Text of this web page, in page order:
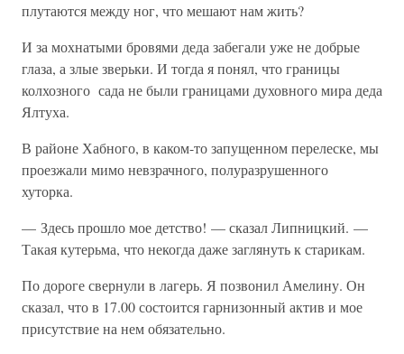
плутаются между ног, что мешают нам жить?
И за мохнатыми бровями деда забегали уже не добрые
глаза, а злые зверьки. И тогда я понял, что границы
колхозного сада не были границами духовного мира деда
Ялтуха.
В районе Хабного, в каком-то запущенном перелеске, мы
проезжали мимо невзрачного, полуразрушенного
хуторка.
— Здесь прошло мое детство! — сказал Липницкий. —
Такая кутерьма, что некогда даже заглянуть к старикам.
По дороге свернули в лагерь. Я позвонил Амелину. Он
сказал, что в 17.00 состоится гарнизонный актив и мое
присутствие на нем обязательно.